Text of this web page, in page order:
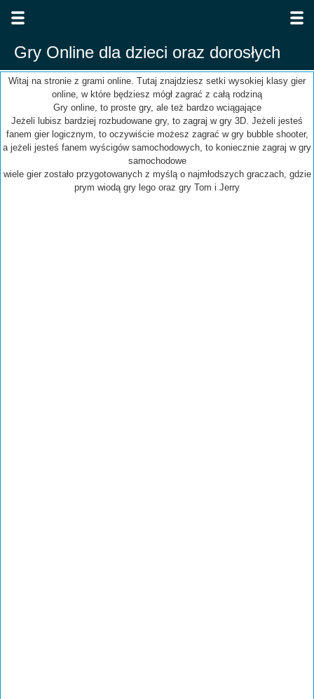
Gry Online dla dzieci oraz dorosłych
Witaj na stronie z grami online. Tutaj znajdziesz setki wysokiej klasy gier
online, w które będziesz mógł zagrać z całą rodziną
Gry online, to proste gry, ale też bardzo wciągające
Jeżeli lubisz bardziej rozbudowane gry, to zagraj w gry 3D. Jeżeli jesteś
fanem gier logicznym, to oczywiście możesz zagrać w gry bubble shooter,
a jeżeli jesteś fanem wyścigów samochodowych, to koniecznie zagraj w gry
samochodowe
wiele gier zostało przygotowanych z myślą o najmłodszych graczach, gdzie
prym wiodą gry lego oraz gry Tom i Jerry